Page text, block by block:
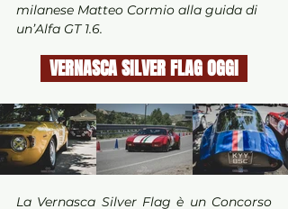
milanese Matteo Cormio alla guida di
un’Alfa GT 1.6.
  VERNASCA SILVER FLAG OGGI
La Vernasca Silver Flag è un Concorso